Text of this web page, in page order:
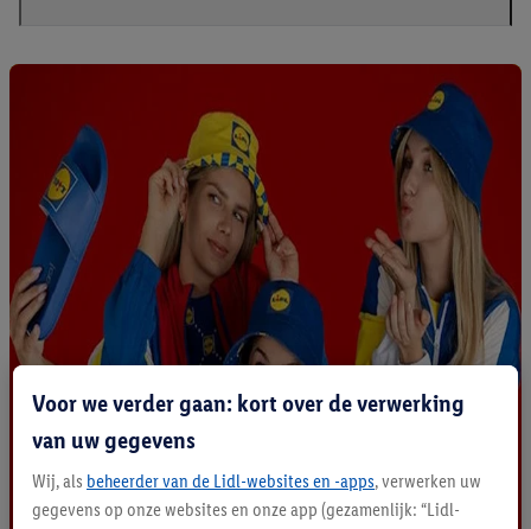
Voor we verder gaan: kort over de verwerking
van uw gegevens
Wij, als beheerder van de Lidl-websites en -apps, verwerken uw
gegevens op onze websites en onze app (gezamenlijk: “Lidl-